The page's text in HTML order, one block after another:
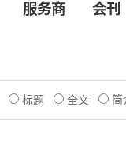
服务商 会刊
标题 全文 简